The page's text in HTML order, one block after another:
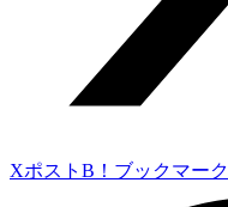
Xポスト B！ブックマーク